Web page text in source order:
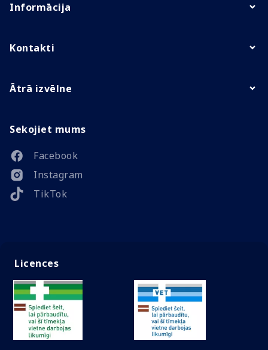
Informācija
Kontakti
Ātrā izvēlne
Sekojiet mums
Facebook
Instagram
TikTok
Licences